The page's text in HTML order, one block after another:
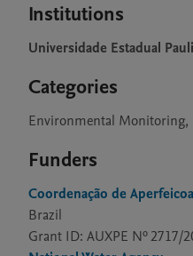
Institutions
Universidade Estadual
Categories
Environmental Monitoring,
Funders
Coordenação de
Brazil
Grant ID: AUXPE Nº 2717/